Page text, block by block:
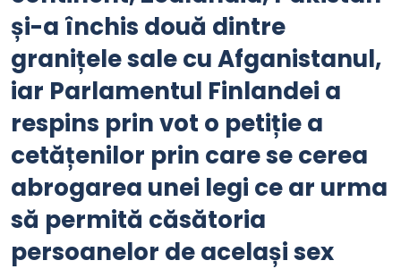
și-a închis două dintre
granițele sale cu Afganistanul,
iar Parlamentul Finlandei a
respins prin vot o petiție a
cetățenilor prin care se cerea
abrogarea unei legi ce ar urma
să permită căsătoria
persoanelor de același sex